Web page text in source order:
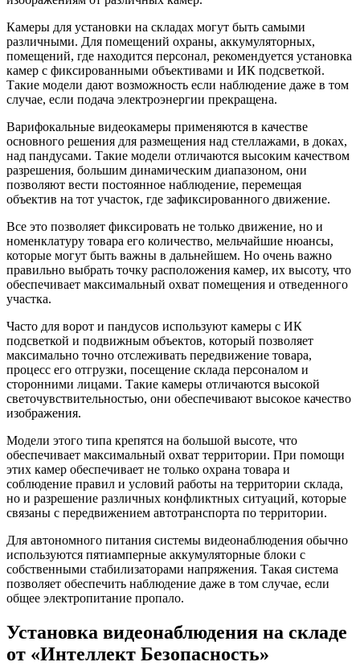
Камеры для установки на складах могут быть самыми
различными. Для помещений охраны, аккумуляторных,
помещений, где находится персонал, рекомендуется установка
камер с фиксированными объективами и ИК подсветкой.
Такие модели дают возможность если наблюдение даже в том
случае, если подача электроэнергии прекращена.
Варифокальные видеокамеры применяются в качестве
основного решения для размещения над стеллажами, в доках,
над пандусами. Такие модели отличаются высоким качеством
разрешения, большим динамическим диапазоном, они
позволяют вести постоянное наблюдение, перемещая
объектив на тот участок, где зафиксированного движение.
Все это позволяет фиксировать не только движение, но и
номенклатуру товара его количество, мельчайшие нюансы,
которые могут быть важны в дальнейшем. Но очень важно
правильно выбрать точку расположения камер, их высоту, что
обеспечивает максимальный охват помещения и отведенного
участка.
Часто для ворот и пандусов используют камеры с ИК
подсветкой и подвижным объектов, который позволяет
максимально точно отслеживать передвижение товара,
процесс его отгрузки, посещение склада персоналом и
сторонними лицами. Такие камеры отличаются высокой
светочувствительностью, они обеспечивают высокое качество
изображения.
Модели этого типа крепятся на большой высоте, что
обеспечивает максимальный охват территории. При помощи
этих камер обеспечивает не только охрана товара и
соблюдение правил и условий работы на территории склада,
но и разрешение различных конфликтных ситуаций, которые
связаны с передвижением автотранспорта по территории.
Для автономного питания системы видеонаблюдения обычно
используются пятиамперные аккумуляторные блоки с
собственными стабилизаторами напряжения. Такая система
позволяет обеспечить наблюдение даже в том случае, если
общее электропитание пропало.
Установка видеонаблюдения на складе
от «Интеллект Безопасность»